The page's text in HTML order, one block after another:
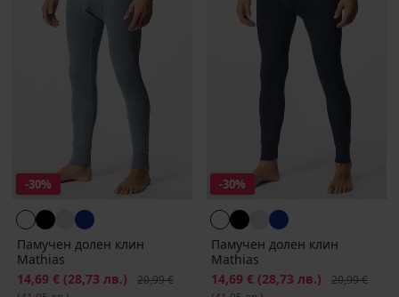
-30%
Памучен долен клин
Mathias
Намаление
14,69 € (28,73 лв.) Първоначална цена
20,99 €
-30%
Памучен долен клин
Mathias
Намаление
14,69 € (28,73 лв.)
20,99 €